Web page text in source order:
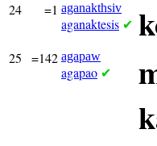
24 =1 aganakthsiv
aganaktesis ✔
25 =142 agapaw
agapao ✔